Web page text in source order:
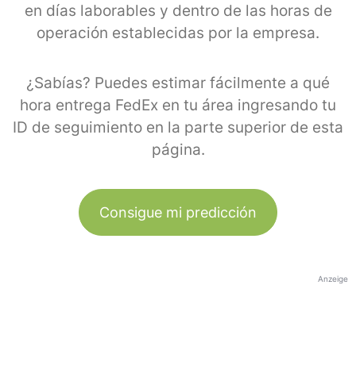
en días laborables y dentro de las horas de
operación establecidas por la empresa.
¿Sabías? Puedes estimar fácilmente a qué
hora entrega FedEx en tu área ingresando tu
ID de seguimiento en la parte superior de esta
página.
Consigue mi predicción
Anzeige